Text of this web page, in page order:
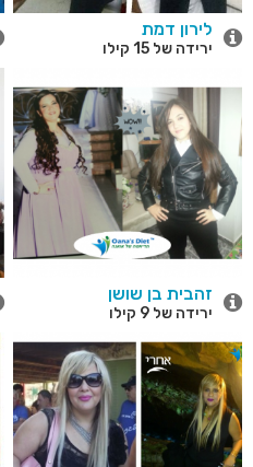
לירון דמת
ירידה של 15 קילו
זהבית בן שושן
ירידה של 9 קילו